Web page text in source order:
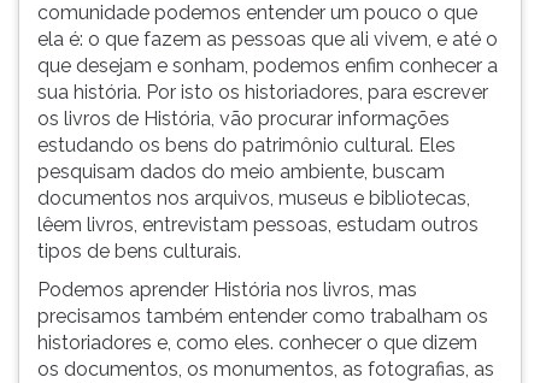
comunidade podemos entender um pouco o que
ela é: o que fazem as pessoas que ali vivem, e até o
que desejam e sonham, pode­mos enfim conhecer a
sua história. Por isto os historiadores, para escrever
os livros de Histó­ria, vão procurar informações
estudando os bens do patrimônio cultural. Eles
pesquisam dados do meio ambiente, buscam
documentos nos ar­quivos, museus e bibliotecas,
lêem livros, entrevistam pessoas, estudam outros
tipos de bens culturais.
Podemos aprender História nos livros, mas
precisamos também entender como trabalham os
historiadores e, como eles. conhecer o que di­zem
os documentos, os monumentos, as fotogra­fias, as